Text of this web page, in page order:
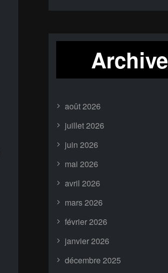
Archive
août 2026
juillet 2026
juin 2026
mai 2026
avril 2026
mars 2026
février 2026
janvier 2026
décembre 2025